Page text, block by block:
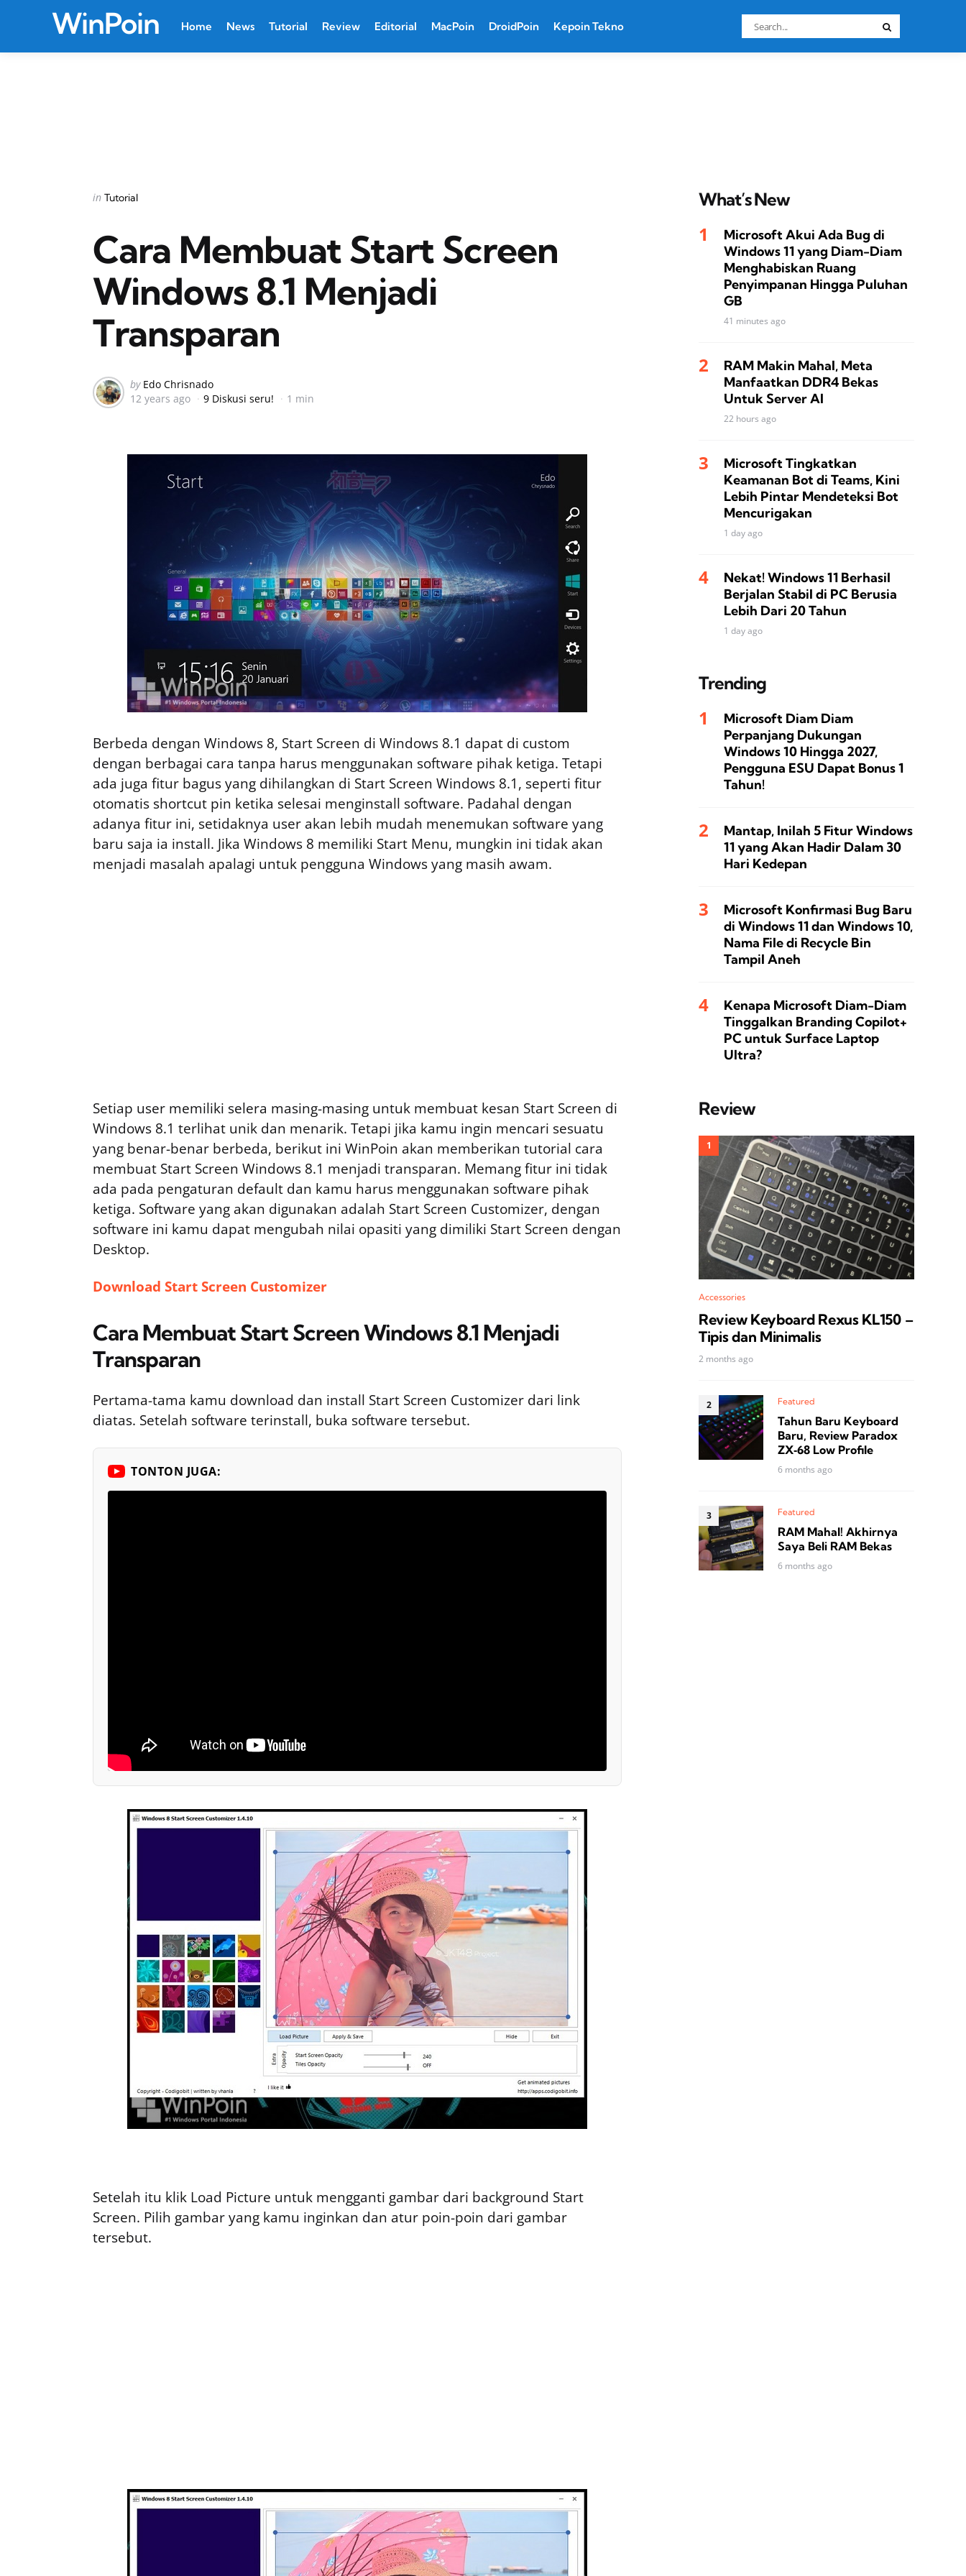
WinPoin Home News Tutorial Review Editorial MacPoin DroidPoin Kepoin Tekno
Search
for:
Categories
Posted
in Tutorial
Cara Membuat Start Screen
Windows 8.1 Menjadi
Transparan
Posted
by
by Edo Chrisnado
12 years ago
9 Diskusi seru! 1 min
Berbeda dengan Windows 8, Start Screen di Windows 8.1 dapat di custom
dengan berbagai cara tanpa harus menggunakan software pihak ketiga. Tetapi
ada juga fitur bagus yang dihilangkan di Start Screen Windows 8.1, seperti fitur
otomatis shortcut pin ketika selesai menginstall software. Padahal dengan
adanya fitur ini, setidaknya user akan lebih mudah menemukan software yang
baru saja ia install. Jika Windows 8 memiliki Start Menu, mungkin ini tidak akan
menjadi masalah apalagi untuk pengguna Windows yang masih awam.
Setiap user memiliki selera masing-masing untuk membuat kesan Start Screen di
Windows 8.1 terlihat unik dan menarik. Tetapi jika kamu ingin mencari sesuatu
yang benar-benar berbeda, berikut ini WinPoin akan memberikan tutorial cara
membuat Start Screen Windows 8.1 menjadi transparan. Memang fitur ini tidak
ada pada pengaturan default dan kamu harus menggunakan software pihak
ketiga. Software yang akan digunakan adalah Start Screen Customizer, dengan
software ini kamu dapat mengubah nilai opasiti yang dimiliki Start Screen dengan
Desktop.
Download Start Screen Customizer
Cara Membuat Start Screen Windows 8.1 Menjadi
Transparan
Pertama-tama kamu download dan install Start Screen Customizer dari link
diatas. Setelah software terinstall, buka software tersebut.
TONTON JUGA:
Setelah itu klik Load Picture untuk mengganti gambar dari background Start
Screen. Pilih gambar yang kamu inginkan dan atur poin-poin dari gambar
tersebut.
What’s New
Microsoft Akui Ada Bug di
Windows 11 yang Diam-Diam
Menghabiskan Ruang
Penyimpanan Hingga Puluhan
GB
41 minutes ago
RAM Makin Mahal, Meta
Manfaatkan DDR4 Bekas
Untuk Server AI
22 hours ago
Microsoft Tingkatkan
Keamanan Bot di Teams, Kini
Lebih Pintar Mendeteksi Bot
Mencurigakan
1 day ago
Nekat! Windows 11 Berhasil
Berjalan Stabil di PC Berusia
Lebih Dari 20 Tahun
1 day ago
Trending
Microsoft Diam Diam
Perpanjang Dukungan
Windows 10 Hingga 2027,
Pengguna ESU Dapat Bonus 1
Tahun!
Mantap, Inilah 5 Fitur Windows
11 yang Akan Hadir Dalam 30
Hari Kedepan
Microsoft Konfirmasi Bug Baru
di Windows 11 dan Windows 10,
Nama File di Recycle Bin
Tampil Aneh
Kenapa Microsoft Diam-Diam
Tinggalkan Branding Copilot+
PC untuk Surface Laptop
Ultra?
Review
Accessories
Review Keyboard Rexus KL150 –
Tipis dan Minimalis
2 months ago
Featured
Tahun Baru Keyboard
Baru, Review Paradox
ZX‑68 Low Profile
6 months ago
Featured
RAM Mahal! Akhirnya
Saya Beli RAM Bekas
6 months ago